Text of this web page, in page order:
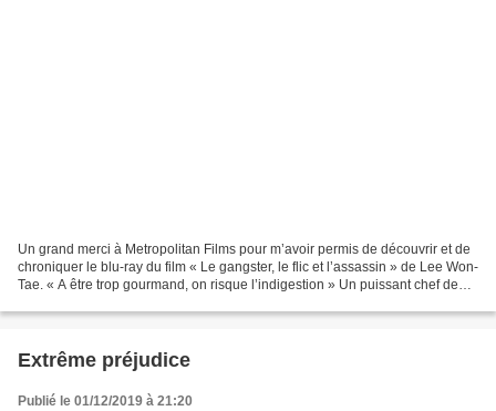
Un grand merci à Metropolitan Films pour m’avoir permis de découvrir et de
chroniquer le blu-ray du film « Le gangster, le flic et l’assassin » de Lee Won-
Tae. « A être trop gourmand, on risque l’indigestion » Un puissant chef de
Extrême préjudice
Publié le 01/12/2019 à 21:20